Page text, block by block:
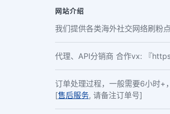
网站介绍
我们提供各类海外社交网络刷粉
代理、API分销商 合作vx: 『
订单处理过程，一般需要6小时+
[售后服务, 请备注订单号]